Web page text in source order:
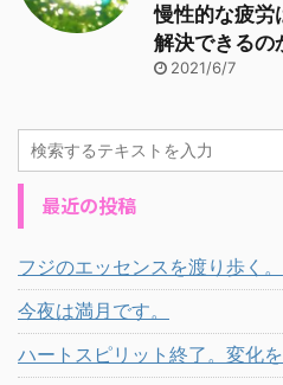
慢性的な疲労
解決できるの
2021/6/7
最近の投稿
フジのエッセンスを渡り歩く。
今夜は満月です。
ハートスピリット終了。変化を